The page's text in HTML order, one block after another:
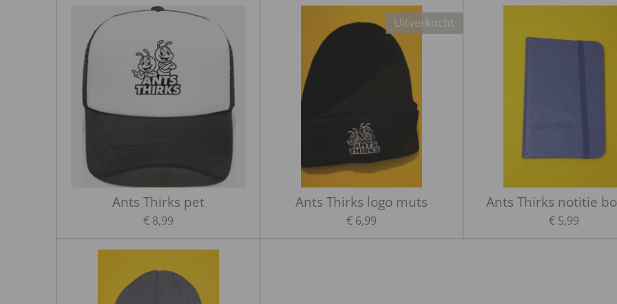
Ants Thirks pet
€ 8,99
Uitverkocht
Ants Thirks logo muts
€ 6,99
Ants Thirks notitie
€ 5,99